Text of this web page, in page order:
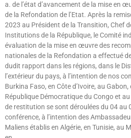
a. de l’état d’avancement de la mise en
de la Refondation de l’Etat. Après la
2023 au Président de la Transition, Chef
Institutions de la République, le Comité
évaluation de la mise en œuvre des
nationales de la Refondation a effectué
dudit rapport dans les régions, dans le
l’extérieur du pays, à l’intention de nos
Burkina Faso, en Côte d’Ivoire, au Gabon,
République Démocratique du Congo et
de restitution se sont déroulées du 04 au
conférence, à l’intention des
Maliens établis en Algérie, en Tunisie, au